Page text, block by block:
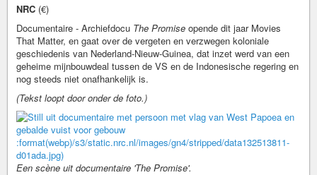
NRC (€)
Documentaire - Archiefdocu The Promise opende dit jaar Movies
That Matter, en gaat over de vergeten en verzwegen koloniale
geschiedenis van Nederland-Nieuw-Guinea, dat inzet werd van een
geheime mijnbouwdeal tussen de VS en de Indonesische regering en
nog steeds niet onafhankelijk is.
(Tekst loopt door onder de foto.)
:format(webp)/s3/static.nrc.nl/images/gn4/stripped/data132513811-
d01ada.jpg)
Een scène uit documentaire 'The Promise'.